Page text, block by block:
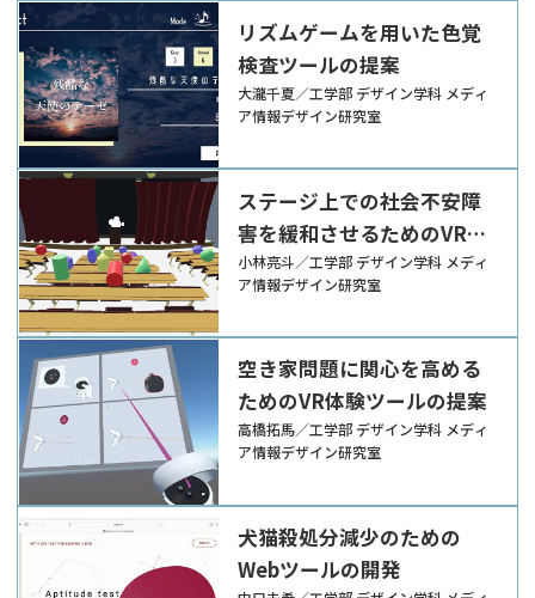
リズムゲームを用いた色覚
検査ツールの提案
大瀧千夏／工学部 デザイン学科 メディ
ア情報デザイン研究室
ステージ上での社会不安障
害を緩和させるためのVRツ
ールの提案
小林亮斗／工学部 デザイン学科 メディ
ア情報デザイン研究室
空き家問題に関心を高める
ためのVR体験ツールの提案
高橋拓馬／工学部 デザイン学科 メディ
ア情報デザイン研究室
犬猫殺処分減少のための
Webツールの開発